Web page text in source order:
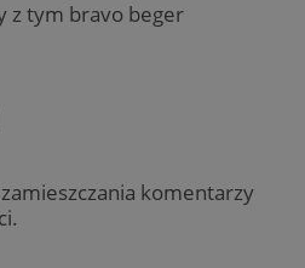
z tym bravo beger
komentarzy